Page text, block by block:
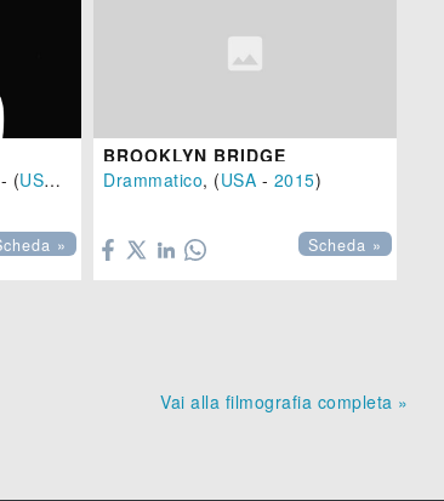
- (USA - 2016), 96 min.
»
BROOKLYN BRIDGE
Drammatico, (USA - 2015)
Scheda »
Vai alla filmografia completa »